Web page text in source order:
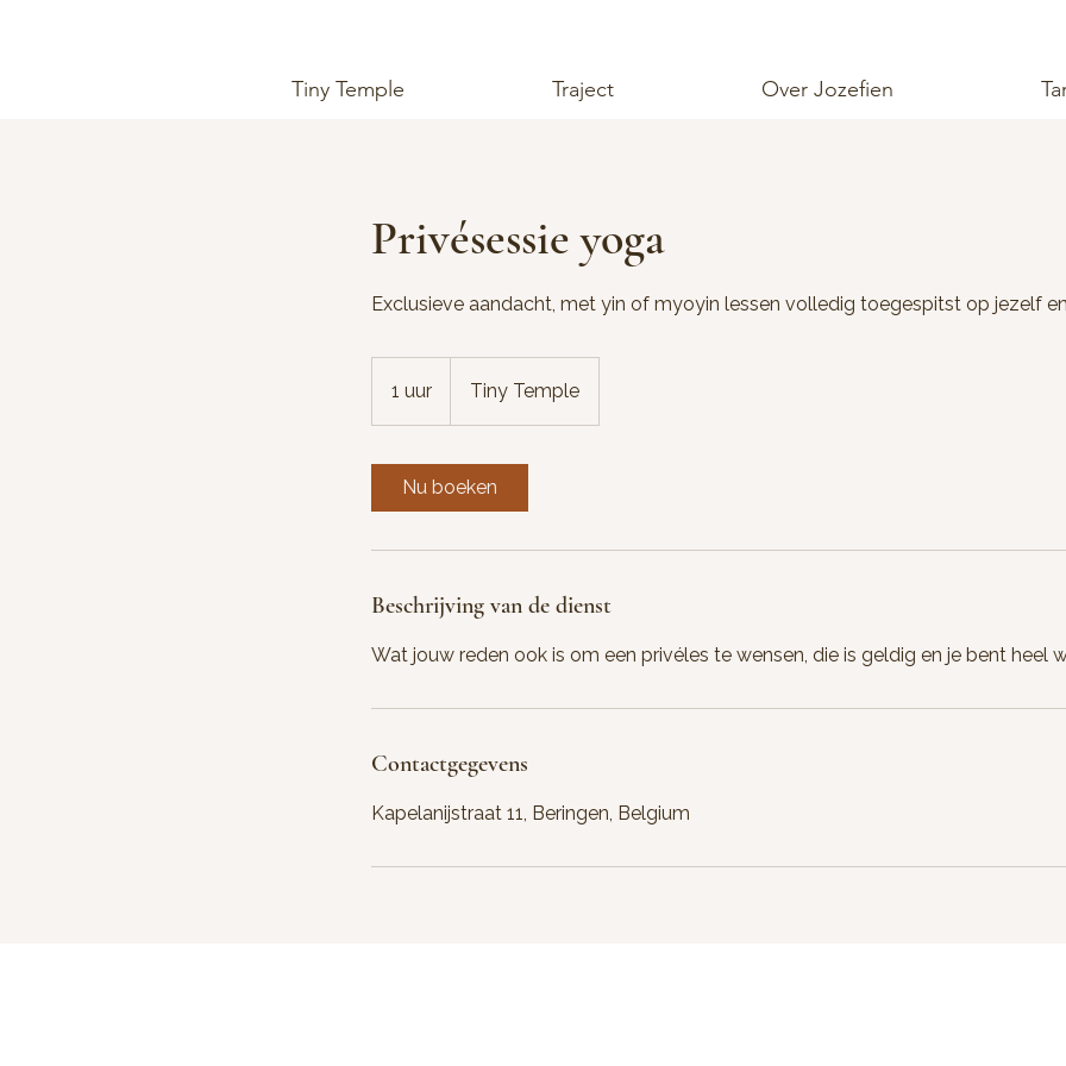
Tiny Temple Traject Over Jozefien
Privésessie yoga
Exclusieve aandacht, met yin of myoyin lessen volledig toegespitst op jezelf
1 uur
u
Tiny Temple
Nu boeken
Beschrijving van de dienst
Wat jouw reden ook is om een privéles te wensen, die is geldig en je bent heel
Contactgegevens
Kapelanijstraat 11, Beringen, Belgium